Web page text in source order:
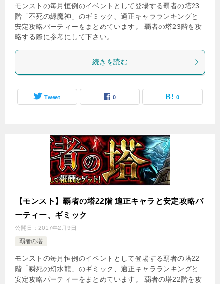
モンストの毎月恒例のイベントとして登場する覇者の塔23
階「不死の緑魔神」のギミック、適正キャラランキングと
安定攻略パーティーをまとめています。 覇者の塔23階を攻
略する際に参考にして下さい。
続きを読む
Tweet 0 0
【モンスト】覇者の塔22階 適正キャラと安定攻略パ
ーティー、ギミック
公開日： 2017年2月9日
覇者の塔
モンストの毎月恒例のイベントとして登場する覇者の塔22
階「瞬死の幻水龍」のギミック、適正キャラランキングと
安定攻略パーティーをまとめています。 覇者の塔22階を攻